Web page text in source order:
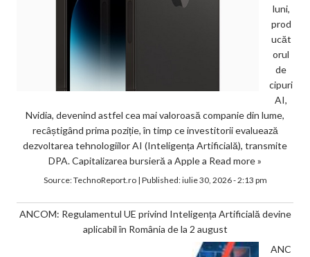
luni,
prod
ucăt
orul
de
cipuri
AI,
Nvidia, devenind astfel cea mai valoroasă companie din lume,
recâștigând prima poziție, în timp ce investitorii evaluează
dezvoltarea tehnologiilor AI (Inteligența Artificială), transmite
DPA. Capitalizarea bursieră a Apple a Read more »
Source:TechnoReport.ro| Published:iulie 30, 2026 - 2:13 pm
ANCOM: Regulamentul UE privind Inteligența Artificială devine
aplicabil în România de la 2 august
ANC